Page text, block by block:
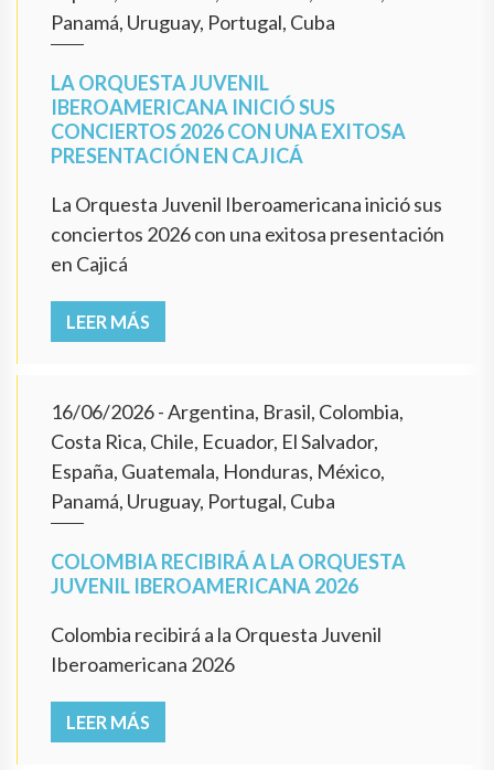
Panamá, Uruguay, Portugal, Cuba
LA ORQUESTA JUVENIL
IBEROAMERICANA INICIÓ SUS
CONCIERTOS 2026 CON UNA EXITOSA
PRESENTACIÓN EN CAJICÁ
La Orquesta Juvenil Iberoamericana inició sus
conciertos 2026 con una exitosa presentación
en Cajicá
LEER MÁS
16/06/2026- Argentina, Brasil, Colombia,
Costa Rica, Chile, Ecuador, El Salvador,
España, Guatemala, Honduras, México,
Panamá, Uruguay, Portugal, Cuba
COLOMBIA RECIBIRÁ A LA ORQUESTA
JUVENIL IBEROAMERICANA 2026
Colombia recibirá a la Orquesta Juvenil
Iberoamericana 2026
LEER MÁS